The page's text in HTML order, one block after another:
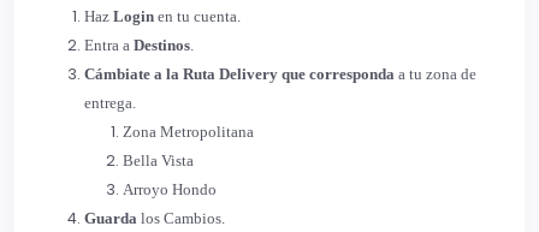
Haz Login en tu cuenta.
Entra a Destinos.
Cámbiate a la Ruta Delivery que corresponda a tu zona de
entrega.
Zona Metropolitana
Bella Vista
Arroyo Hondo
Guarda los Cambios.